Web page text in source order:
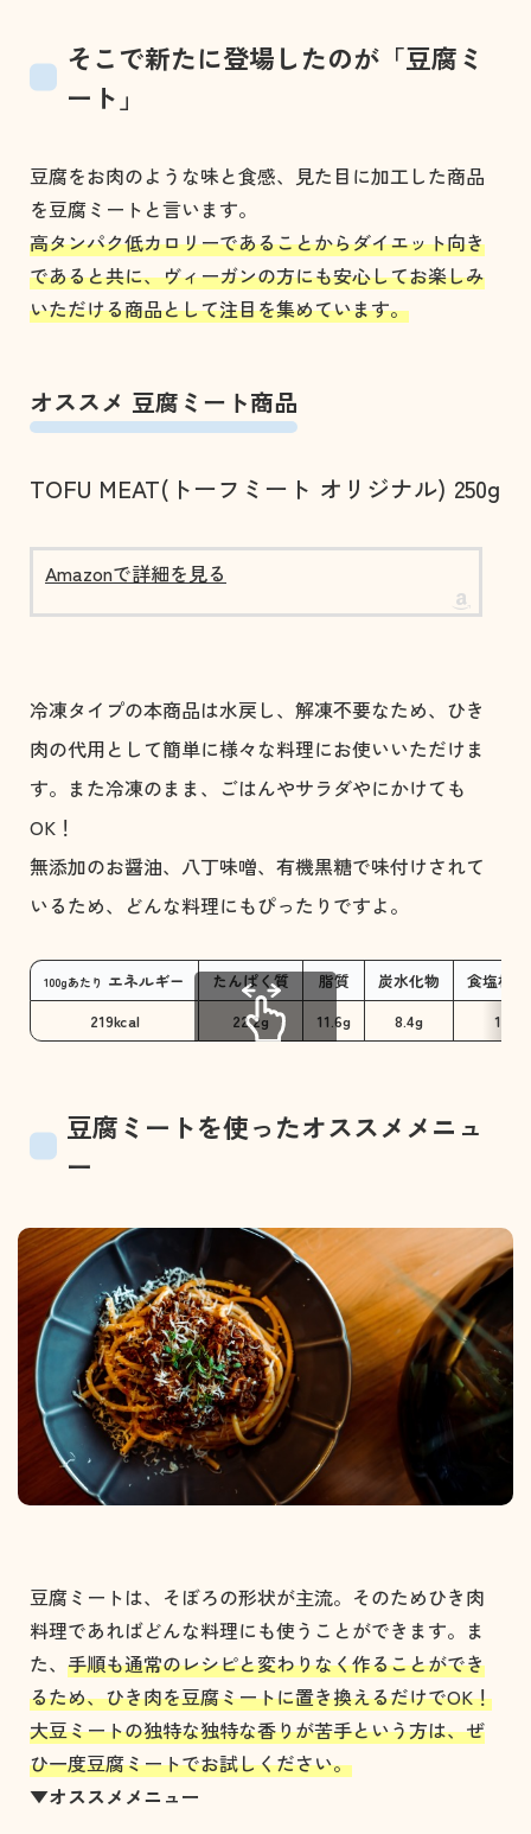
そこで新たに登場したのが「豆腐ミ
ート」
豆腐をお肉のような味と食感、見た目に加工した商品
を豆腐ミートと言います。
高タンパク低カロリーであることからダイエット向き
であると共に、ヴィーガンの方にも安心してお楽しみ
いただける商品として注目を集めています。
オススメ 豆腐ミート商品
TOFU MEAT(トーフミート オリジナル) 250g
Amazonで詳細を見る
冷凍タイプの本商品は水戻し、解凍不要なため、ひき
肉の代用として簡単に様々な料理にお使いいただけま
す。また冷凍のまま、ごはんやサラダやにかけても
OK！
無添加のお醤油、八丁味噌、有機黒糖で味付けされて
いるため、どんな料理にもぴったりですよ。
100gあたり エネルギー たんぱく質 脂質 炭水化物
食塩相
219kcal
22.2g 11.6g 8.4g 1.7g
豆腐ミートを使ったオススメメニュ
ー
豆腐ミートは、そぼろの形状が主流。そのためひき肉
料理であればどんな料理にも使うことができます。ま
た、 手順も通常のレシピと変わりなく作ることができ
るため、ひき肉を豆腐ミートに置き換えるだけでOK！
大豆ミートの独特な独特な香りが苦手という方は、ぜ
ひ一度豆腐ミートでお試しください。
▼オススメメニュー